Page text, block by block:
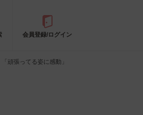
会員登録/ログイン
頑張ってる姿に感動」